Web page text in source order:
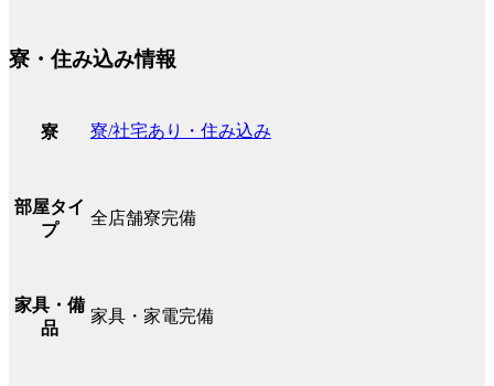
寮・住み込み情報
寮 寮/社宅あり・住み込み
部屋タイ
プ
全店舗寮完備
家具・備
品
家具・家電完備